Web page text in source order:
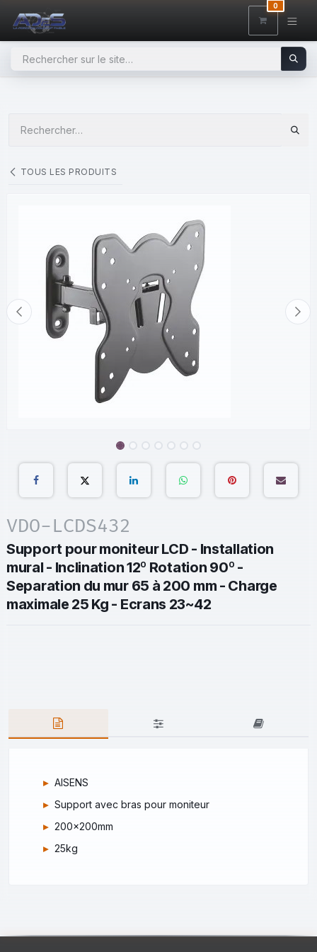
0
TOUS LES PRODUITS
VDO-LCDS432
Support pour moniteur LCD - Installation
mural - Inclination 12º Rotation 90º -
Separation du mur 65 à 200 mm - Charge
maximale 25 Kg - Ecrans 23~42
AISENS
Support avec bras pour moniteur
200x200mm
25kg